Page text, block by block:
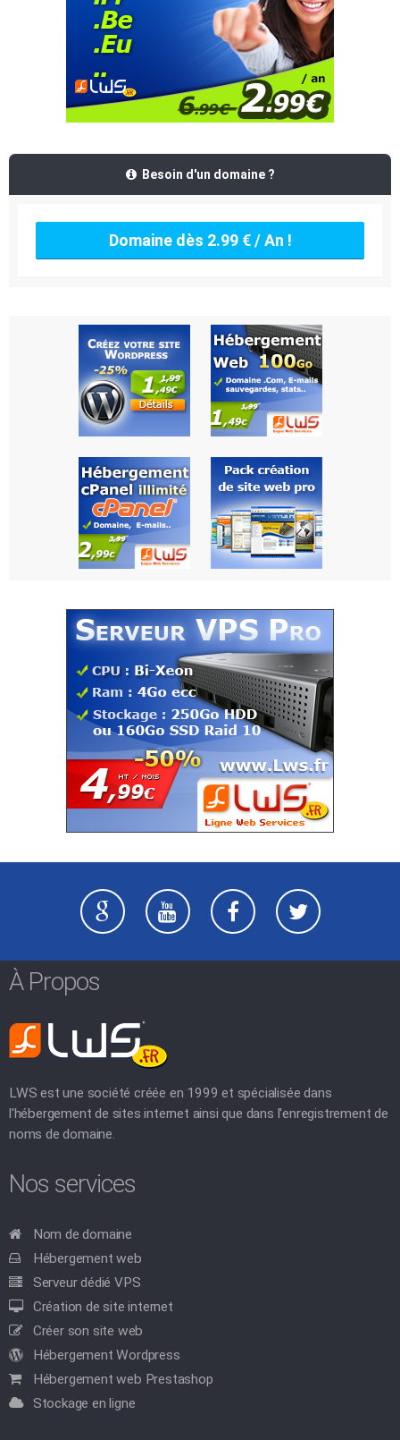
Besoin d'un domaine ?
Domaine dès 2.99 € / An !
À Propos
LWS est une société créée en 1999 et spécialisée dans
l'hébergement de sites internet ainsi que dans l'enregistrement de
noms de domaine.
Nos services
Nom de domaine
Hébergement web
Serveur dédié VPS
Création de site internet
Créer son site web
Hébergement Wordpress
Hébergement web Prestashop
Stockage en ligne